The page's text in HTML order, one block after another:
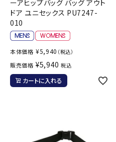
ーアヒップバッグ バッグ アウト
ドア ユニセックス PU7247-
010
本体価格 ¥5,940 （税込）
販売価格 ¥5,940 税込
カートに入れる